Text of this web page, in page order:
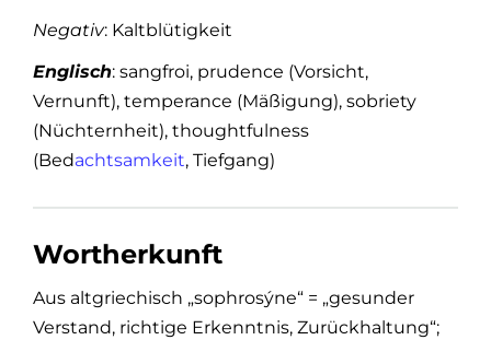
Negativ: Kaltblütigkeit
Englisch: sangfroi, prudence (Vorsicht,
Vernunft), temperance (Mäßigung), sobriety
(Nüchternheit), thoughtfulness
(Bedachtsamkeit, Tiefgang)
Wortherkunft
Aus altgriechisch „sophrosýne“ = „gesunder
Verstand, richtige Erkenntnis, Zurückhaltung“;